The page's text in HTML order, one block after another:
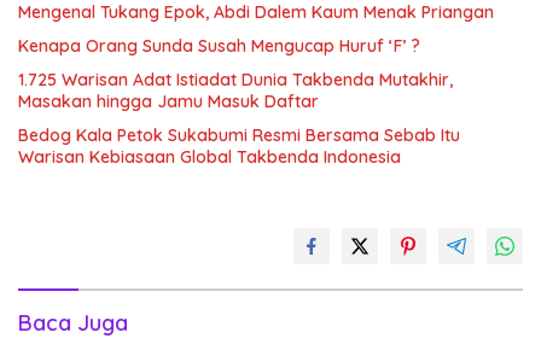
Mengenal Tukang Epok, Abdi Dalem Kaum Menak Priangan
Kenapa Orang Sunda Susah Mengucap Huruf ‘F’ ?
1.725 Warisan Adat Istiadat Dunia Takbenda Mutakhir,
Masakan hingga Jamu Masuk Daftar
Bedog Kala Petok Sukabumi Resmi Bersama Sebab Itu
Warisan Kebiasaan Global Takbenda Indonesia
Baca Juga